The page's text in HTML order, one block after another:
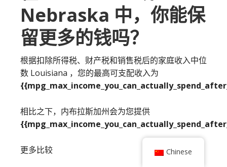
Nebraska 中，你能保
留更多的钱吗？
根据扣除所得税、财产税和销售税后的家庭收入中位
数 Louisiana ，您的最高可支配收入为
相比之下，内布拉斯加州会为您提供
更多比较 Chinese